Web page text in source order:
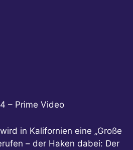
– Prime Video
in Kalifornien eine „Große
– der Haken dabei: Der